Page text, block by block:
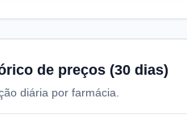
de preços (30 dias)
diária por farmácia.